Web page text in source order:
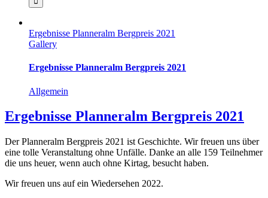
Ergebnisse Planneralm Bergpreis 2021
Gallery
Ergebnisse Planneralm Bergpreis 2021
Allgemein
Ergebnisse Planneralm Bergpreis 2021
Der Planneralm Bergpreis 2021 ist Geschichte. Wir freuen uns über
eine tolle Veranstaltung ohne Unfälle. Danke an alle 159 Teilnehmer
die uns heuer, wenn auch ohne Kirtag, besucht haben.
Wir freuen uns auf ein Wiedersehen 2022.